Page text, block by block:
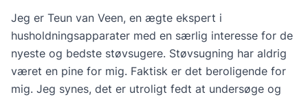
Jeg er Teun van Veen, en ægte ekspert i
husholdningsapparater med en særlig interesse for de
nyeste og bedste støvsugere. Støvsugning har aldrig
været en pine for mig. Faktisk er det beroligende for
mig. Jeg synes, det er utroligt fedt at undersøge og